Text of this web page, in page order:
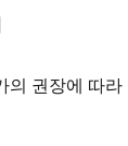
권장에 따